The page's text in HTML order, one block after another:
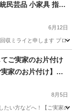
民芸品 小家具 指物
れ 薬入れ等に
6月12日
収ミライと申します プロ
ご実家のお片付け
家のお片付け】
なれるかもしれま
8月5日
たい方などへ！【ご実家